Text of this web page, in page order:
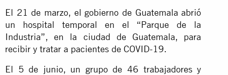
El 21 de marzo, el gobierno de Guatemala abrió
un hospital temporal en el “Parque de la
Industria”, en la ciudad de Guatemala, para
recibir y tratar a pacientes de COVID-19.
El 5 de junio, un grupo de 46 trabajadores y